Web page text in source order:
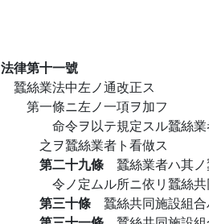
法律第十一號
蠶絲業法中左ノ通改正ス
第一條ニ左ノ一項ヲ加フ
命令ヲ以テ規定スル蠶絲
之ヲ蠶絲業者ト看做ス
第二十九條 蠶絲業者ハ其
令ノ定ムル所ニ依リ蠶絲
第三十條 蠶絲共同施設組